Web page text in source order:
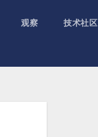
观察 技术社区